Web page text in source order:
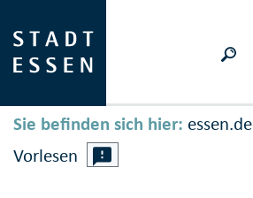
Sie befinden sich hier: essen.de
Vorlesen